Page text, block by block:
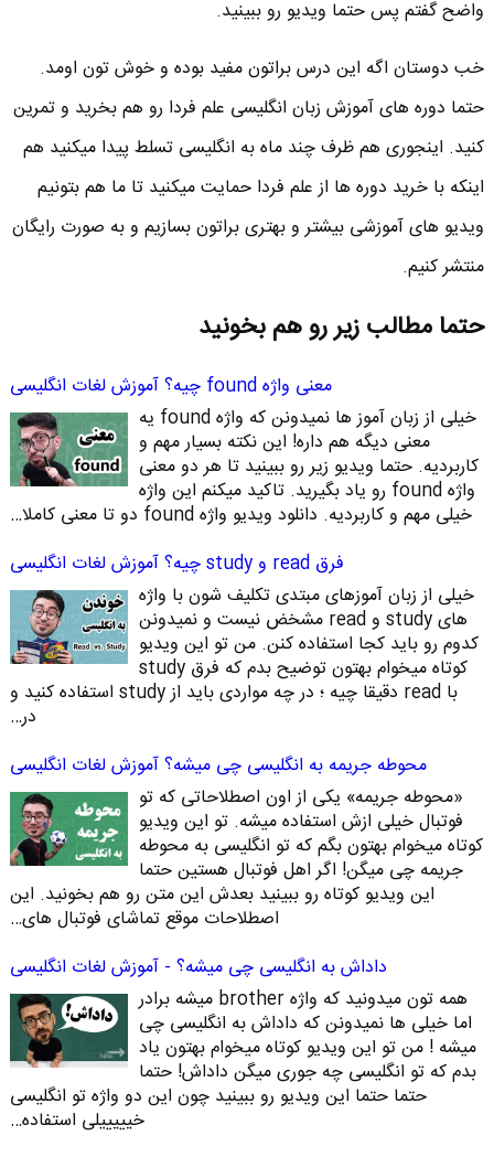
واضح گفتم پس حتما ویدیو رو ببینید.
خب دوستان اگه این درس براتون مفید بوده و خوش تون اومد.
حتما دوره های آموزش زبان انگلیسی علم فردا رو هم بخرید و تمرین
کنید. اینجوری هم ظرف چند ماه به انگلیسی تسلط پیدا میکنید هم
اینکه با خرید دوره ها از علم فردا حمایت میکنید تا ما هم بتونیم
ویدیو های آموزشی بیشتر و بهتری براتون بسازیم و به صورت رایگان
منتشر کنیم.
حتما مطالب زیر رو هم بخونید
معنی واژه found چیه؟ آموزش لغات انگلیسی
خیلی از زبان آموز ها نمیدونن که واژه found یه
معنی دیگه هم داره! این نکته بسیار مهم و
کاربردیه. حتما ویدیو زیر رو ببینید تا هر دو معنی
واژه found رو یاد بگیرید. تاکید میکنم این واژه
خیلی مهم و کاربردیه. دانلود ویدیو واژه found دو تا معنی کاملا…
فرق read و study چیه؟ آموزش لغات انگلیسی
خیلی از زبان آموزهای مبتدی تکلیف شون با واژه
های study و read مشخض نیست و نمیدونن
کدوم رو باید کجا استفاده کنن. من تو این ویدیو
کوتاه میخوام بهتون توضیح بدم که فرق study
با read دقیقا چیه ؛ در چه مواردی باید از study استفاده کنید و
در…
محوطه جریمه به انگلیسی چی میشه؟ آموزش لغات انگلیسی
«محوطه جریمه» یکی از اون اصطلاحاتی که تو
فوتبال خیلی ازش استفاده میشه. تو این ویدیو
کوتاه میخوام بهتون بگم که تو انگلیسی به محوطه
جریمه چی میگن! اگر اهل فوتبال هستین حتما
این ویدیو کوتاه رو ببینید بعدش این متن رو هم بخونید. این
اصطلاحات موقع تماشای فوتبال های…
داداش به انگلیسی چی میشه؟ - آموزش لغات انگلیسی
همه تون میدونید که واژه brother میشه برادر
اما خیلی ها نمیدونن که داداش به انگلیسی چی
میشه ! من تو این ویدیو کوتاه میخوام بهتون یاد
بدم که تو انگلیسی چه جوری میگن داداش! حتما
حتما حتما این ویدیو رو ببینید چون این دو واژه تو انگلیسی
خیییییلی استفاده…